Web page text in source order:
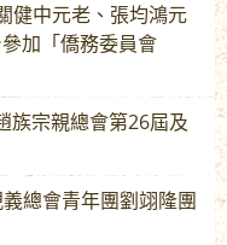
健中元老、張均鴻元
加「僑務委員會
族宗親總會第26屆及
總會青年團劉翊隆團